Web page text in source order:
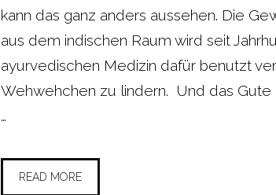
kann das ganz anders aussehen. Die
aus dem indischen Raum wird seit
ayurvedischen Medizin dafür benutzt
Wehwehchen zu lindern. Und das Gute
…
READ MORE